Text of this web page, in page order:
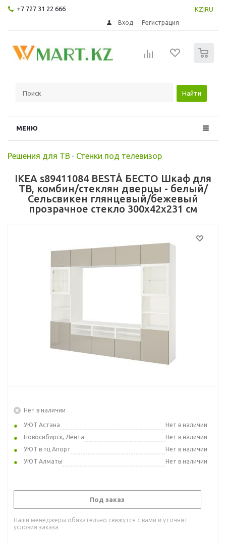
+7 727 31 22 666 KZ RU
Вход Регистрация
Найти
МЕНЮ
Решения для ТВ - Стенки под телевизор
IKEA s89411084 BESTÅ БЕСТО Шкаф для
ТВ, комбин/стеклян дверцы - белый/
Сельсвикен глянцевый/бежевый
прозрачное стекло 300x42x231 см
Нет в наличии
УЮТ Астана
Нет в наличии
Новосибирск, Лента
Нет в наличии
УЮТ в тц Апорт
Нет в наличии
УЮТ Алматы
Нет в наличии
Под заказ
Наши менеджеры обязательно свяжутся с вами и уточнят
условия заказа